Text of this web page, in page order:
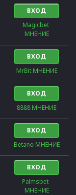
ВХОД
Magicbet
МНЕНИЕ
ВХОД
MrBit МНЕНИЕ
ВХОД
8888 МНЕНИЕ
ВХОД
Betano МНЕНИЕ
ВХОД
Palmsbet
МНЕНИЕ